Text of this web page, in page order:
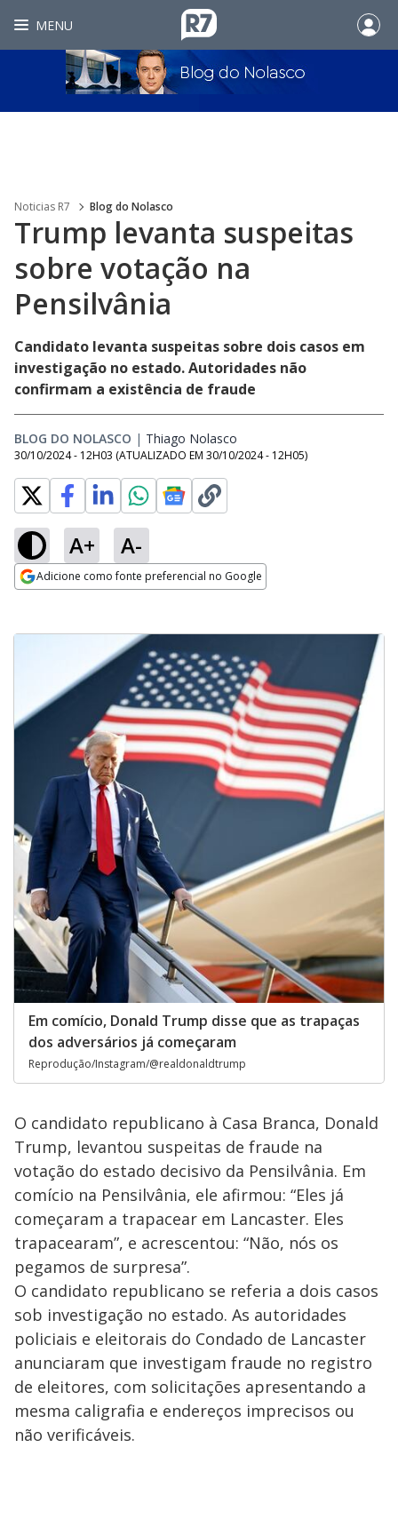
MENU
Noticias R7 Blog do Nolasco
Trump levanta suspeitas
sobre votação na
Pensilvânia
Candidato levanta suspeitas sobre dois casos em
investigação no estado. Autoridades não
confirmam a existência de fraude
BLOG DO NOLASCO | Thiago Nolasco
30/10/2024 - 12H03 (ATUALIZADO EM 30/10/2024 - 12H05)
A+ A-
Adicione como fonte preferencial no Google
Em comício, Donald Trump disse que as trapaças
dos adversários já começaram
Reprodução/Instagram/@realdonaldtrump
O candidato republicano à Casa Branca, Donald
Trump, levantou suspeitas de fraude na
votação do estado decisivo da Pensilvânia. Em
comício na Pensilvânia, ele afirmou: “Eles já
começaram a trapacear em Lancaster. Eles
trapacearam”, e acrescentou: “Não, nós os
pegamos de surpresa”.
O candidato republicano se referia a dois casos
sob investigação no estado. As autoridades
policiais e eleitorais do Condado de Lancaster
anunciaram que investigam fraude no registro
de eleitores, com solicitações apresentando a
mesma caligrafia e endereços imprecisos ou
não verificáveis.